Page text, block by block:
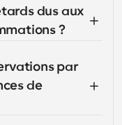
dus aux
?
par
de